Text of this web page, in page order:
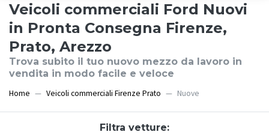
Veicoli commerciali Ford Nuovi
in Pronta Consegna Firenze,
Prato, Arezzo
Trova subito il tuo nuovo mezzo da lavoro in
vendita in modo facile e veloce
Home Veicoli commerciali Firenze Prato Nuove
Filtra vetture: